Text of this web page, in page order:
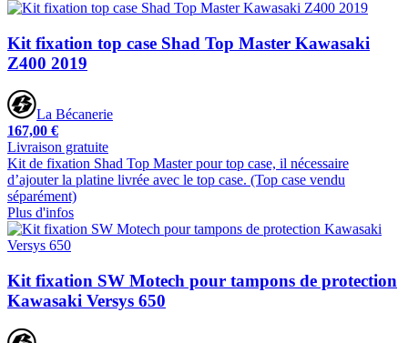
Kit fixation top case Shad Top Master Kawasaki
Z400 2019
La Bécanerie
167,00 €
Livraison gratuite
Kit de fixation Shad Top Master pour top case, il nécessaire
d’ajouter la platine livrée avec le top case. (Top case vendu
séparément)
Plus d'infos
Kit fixation SW Motech pour tampons de protection
Kawasaki Versys 650